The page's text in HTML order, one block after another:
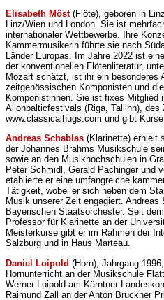
Elisabeth Möst(Flöte), geboren in
Linz/Wien und London. Sie ist
internationaler Wettbewerbe. Ihre
Kammermusikerin führte sie nach
Länder Europas. Im Jahre 2022 ist
der konventionellen Flötenliteratur,
Mozart schätzt, ist ihr ein besonderes
zeitgenössischen Komponisten und
Komponistinnen. Sie ist fixes Mitglied
Alionbalticfestivals (Riga, Tallinn), des
www.classicalhugs.com und gibt
Andreas Schablas (Klarinette) erhielt
der Johannes Brahms Musikschule
sowie an den Musikhochschulen in
Peter Schmidl, Gerald Pachinger und
etablierte er eine umfangreiche
Tätigkeit, wobei er sich neben dem
Musik unserer Zeit engagiert.
Bayerischen Staatsorchester. Seit
Professor für Klarinette an der
Meisterkurse gibt er im Rahmen der
Salzburg und in Haus Marteau.
Daniel Loipold (Horn), Jahrgang
Hornunterricht an der Musikschule
Werner Loipold am Kärntner
Raimund Zall an der Anton Bruckner